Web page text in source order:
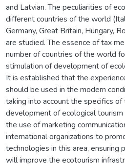
and Latvian. The peculiarities of
different countries of the world
Germany, Great Britain, Hungary,
are studied. The essence of tax
number of countries of the world
stimulation of development of
It is established that the
should be used in the modern
taking into account the specifics of
development of ecological
the use of marketing
international organizations to
technologies in this area, ensuring
will improve the ecotourism